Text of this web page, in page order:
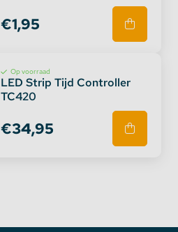
€1,95
Op voorraad
LED Strip Tijd Controller
TC420
€34,95